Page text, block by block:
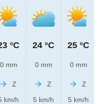
°C
0 mm
Z
km/h
24 °C
0 mm
Z
5 km/h
25 °C
0 mm
Z
5 km/h